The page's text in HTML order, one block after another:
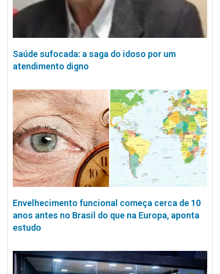
Saúde sufocada: a saga do idoso por um
atendimento digno
Envelhecimento funcional começa cerca de 10
anos antes no Brasil do que na Europa, aponta
estudo